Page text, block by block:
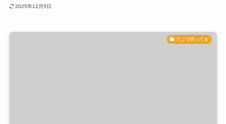
2025年12月5日
どこで売ってる